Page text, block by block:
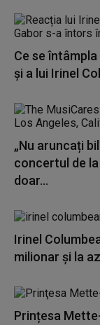
Ce se
și a lui Irinel
„Nu aruncați
concertul de
doar...
Irinel
milionar și la
Prințesa